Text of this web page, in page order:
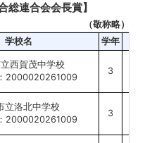
総連合会会長賞】
（敬称略）
学校名 学年
西賀茂中学校
2000020261009
3
立洛北中学校
2000020261009
3